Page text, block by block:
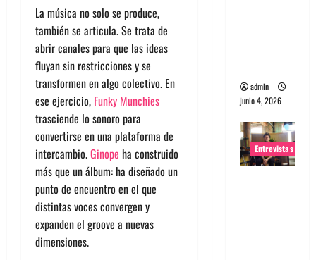
La música no solo se produce,
también se articula. Se trata de
abrir canales para que las ideas
fluyan sin restricciones y se
transformen en algo colectivo. En
ese ejercicio, Funky Munchies
trasciende lo sonoro para
convertirse en una plataforma de
intercambio.Ginope ha construido
más que un álbum: ha diseñado un
punto de encuentro en el que
distintas voces convergen y
expanden el groove a nuevas
dimensiones.
admin
junio 4, 2026
Entrevistas